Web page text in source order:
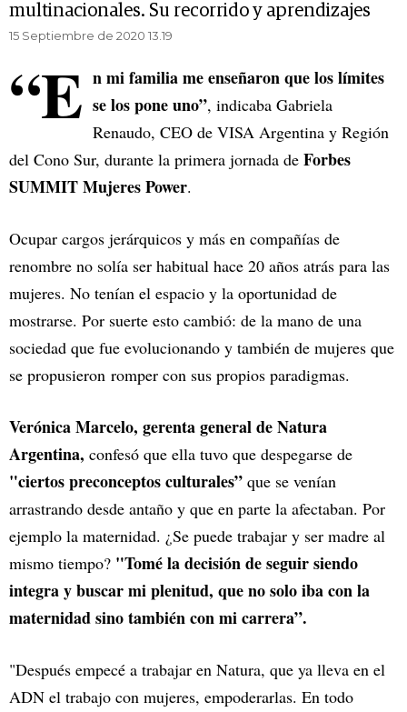
multinacionales. Su recorrido y aprendizajes
15 Septiembre de 2020 13.19
“E n mi familia me enseñaron que los límites
se los pone uno”, indicaba Gabriela
Renaudo, CEO de VISA Argentina y Región
del Cono Sur, durante la primera jornada de Forbes
SUMMIT Mujeres Power.
Ocupar cargos jerárquicos y más en compañías de
renombre no solía ser habitual hace 20 años atrás para las
mujeres. No tenían el espacio y la oportunidad de
mostrarse. Por suerte esto cambió: de la mano de una
sociedad que fue evolucionando y también de mujeres que
se propusieron romper con sus propios paradigmas.
Verónica Marcelo, gerenta general de Natura
Argentina, confesó que ella tuvo que despegarse de
"ciertos preconceptos culturales” que se venían
arrastrando desde antaño y que en parte la afectaban. Por
ejemplo la maternidad. ¿Se puede trabajar y ser madre al
mismo tiempo? "Tomé la decisión de seguir siendo
integra y buscar mi plenitud, que no solo iba con la
maternidad sino también con mi carrera”.
"Después empecé a trabajar en Natura, que ya lleva en el
ADN el trabajo con mujeres, empoderarlas. En todo